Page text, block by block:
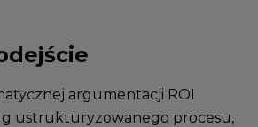
argumentacji ROI
ustrukturyzowanego procesu,